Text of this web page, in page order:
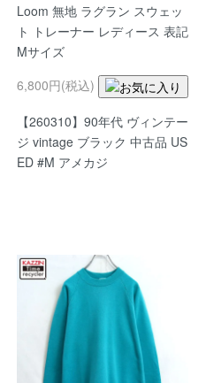
Loom 無地 ラグラン スウェッ
ト トレーナー レディース 表記
Mサイズ
6,800円(税込)
【260310】90年代 ヴィンテー
ジ vintage ブラック 中古品 US
ED #M アメカジ